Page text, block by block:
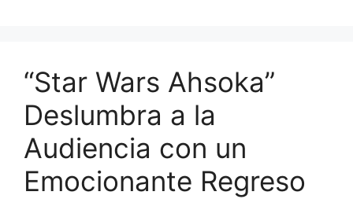
“Star Wars Ahsoka”
Deslumbra a la
Audiencia con un
Emocionante Regreso